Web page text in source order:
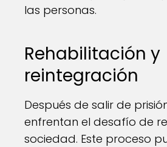
las personas.
Rehabilitación y
reintegración
Después de salir de
enfrentan el desafío de
sociedad. Este proceso